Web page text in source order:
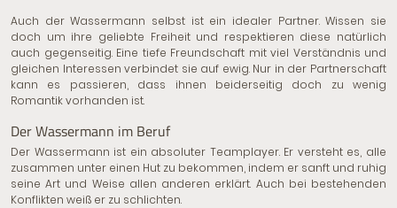
Auch der Wassermann selbst ist ein idealer Partner. Wissen sie
doch um ihre geliebte Freiheit und respektieren diese natürlich
auch gegenseitig. Eine tiefe Freundschaft mit viel Verständnis und
gleichen Interessen verbindet sie auf ewig. Nur in der Partnerschaft
kann es passieren, dass ihnen beiderseitig doch zu wenig
Romantik vorhanden ist.
Der Wassermann im Beruf
Der Wassermann ist ein absoluter Teamplayer. Er versteht es, alle
zusammen unter einen Hut zu bekommen, indem er sanft und ruhig
seine Art und Weise allen anderen erklärt. Auch bei bestehenden
Konflikten weiß er zu schlichten.